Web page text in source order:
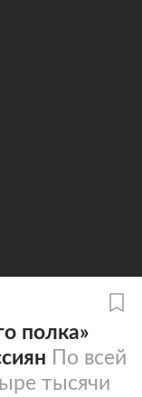
полка»
По всей
тысячи